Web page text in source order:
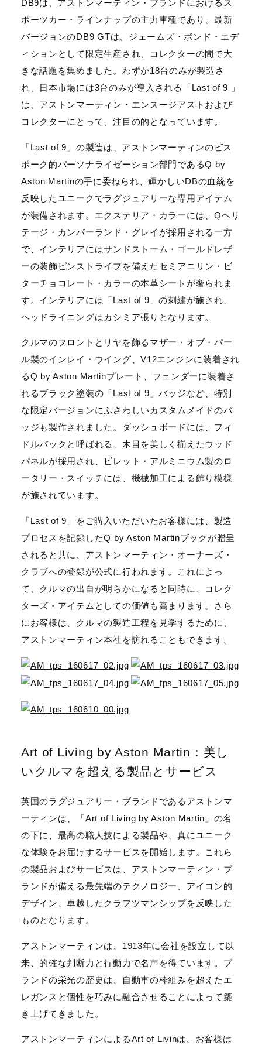
DB9は、アストンマーティン・ブランドにおけるス
ポーツカー・ラインナップの主力車種であり、最新
バージョンのDB9 GTは、ジェームズ・ボンド・エデ
ィションとして限定生産され、コレクターの間で大
きな話題を集めました。わずか18台のみが製造さ
れ、日本市場には3台のみが導入される「Last of 9 」
は、アストンマーティン・エンスージアストおよび
コレクターにとって、注目の的となっています。
「Last of 9」の製造は、アストンマーティンのビス
ポーク的パーソナライゼーション部門であるQ by
Aston Martinの手に委ねられ、輝かしいDBの血統を
反映したユニークでラグジュアリーな専用アイテム
が装備されます。エクステリア・カラーには、Qヘリ
テージ・カンバーランド・グレイが採用される一方
で、インテリアにはサンドストーム・ゴールドレザ
ーの装飾ピンストライプを備えたセミアニリン・ビ
ターチョコレート・カラーの本革シートが奢られま
す。インテリアには「Last of 9」の刺繍が施され、
ヘッドライニングはカシミア張りとなります。
クルマのフロントとリヤを飾るマザー・オブ・パー
ル製のインレイ・ウイング、V12エンジンに装着され
るQ by Aston Martinプレート、フェンダーに装着さ
れるブラック塗装の「Last of 9」バッジなど、特別
な限定バージョンにふさわしいカスタムメイドのバ
ッジも製作されました。ダッシュボードには、フィ
ドルバックと呼ばれる、木目を美しく揃えたウッド
パネルが採用され、ビレット・アルミニウム製のロ
ータリー・スイッチには、機械加工による飾り模様
が施されています。
「Last of 9」をご購入いただいたお客様には、製造
プロセスを記録したQ by Aston Martinブックが贈呈
されると共に、アストンマーティン・オーナーズ・
クラブへの登録が公式に行われます。これによっ
て、クルマの出自が明らかになると同時に、コレク
ターズ・アイテムとしての価値も高まります。さら
にお客様は、クルマの製造工程を見学するために、
アストンマーティン本社を訪れることもできます。
Art of Living by Aston Martin：美し
いクルマを超える製品とサービス
英国のラグジュアリー・ブランドであるアストンマ
ーティンは、「Art of Living by Aston Martin」の名
の下に、最高の職人技による製品や、真にユニーク
な体験をお届けするサービスを開始します。これら
の製品およびサービスは、アストンマーティン・ブ
ランドが備える最先端のテクノロジー、アイコン的
デザイン、卓越したクラフツマンシップを反映した
ものとなります。
アストンマーティンは、1913年に会社を設立して以
来、的確な判断力と行動力で名声を得ています。ブ
ランドの栄光の歴史は、自動車の枠組みを超えたエ
レガンスと個性を巧みに融合させることによって築
き上げてきました。
アストンマーティンによるArt of Livinは、お客様は